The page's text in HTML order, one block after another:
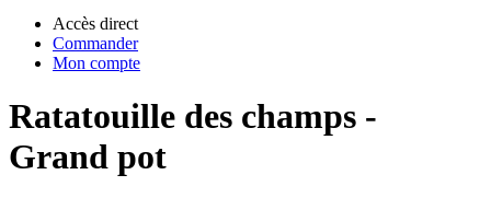
Accès direct
Commander
Mon compte
Ratatouille des champs -
Grand pot